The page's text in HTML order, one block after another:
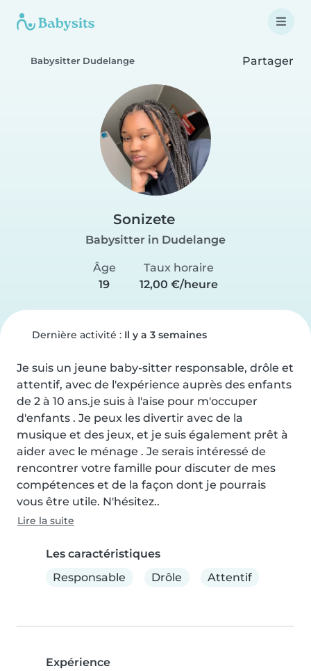
Babysitter Dudelange Partager
Sonizete
Babysitter in Dudelange
Âge
19
Taux horaire
12,00 €/heure
Dernière activité : Il y a 3 semaines
Je suis un jeune baby-sitter responsable, drôle et
attentif, avec de l'expérience auprès des enfants
de 2 à 10 ans.je suis à l'aise pour m'occuper
d'enfants . Je peux les divertir avec de la
musique et des jeux, et je suis également prêt à
aider avec le ménage . Je serais intéressé de
rencontrer votre famille pour discuter de mes
compétences et de la façon dont je pourrais
vous être utile. N'hésitez..
Lire la suite
Les caractéristiques
Responsable
Drôle Attentif
Expérience